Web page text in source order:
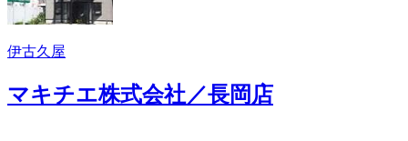
伊古久屋
マキチエ株式会社／長岡店